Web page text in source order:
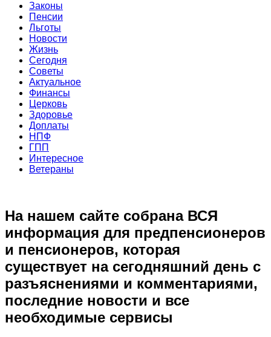
Законы
Пенсии
Льготы
Новости
Жизнь
Сегодня
Советы
Актуальное
Финансы
Церковь
Здоровье
Доплаты
НПФ
ГПП
Интересное
Ветераны
На нашем сайте собрана ВСЯ
информация для предпенсионеров
и пенсионеров, которая
существует на сегодняшний день с
разъяснениями и комментариями,
последние новости и все
необходимые сервисы